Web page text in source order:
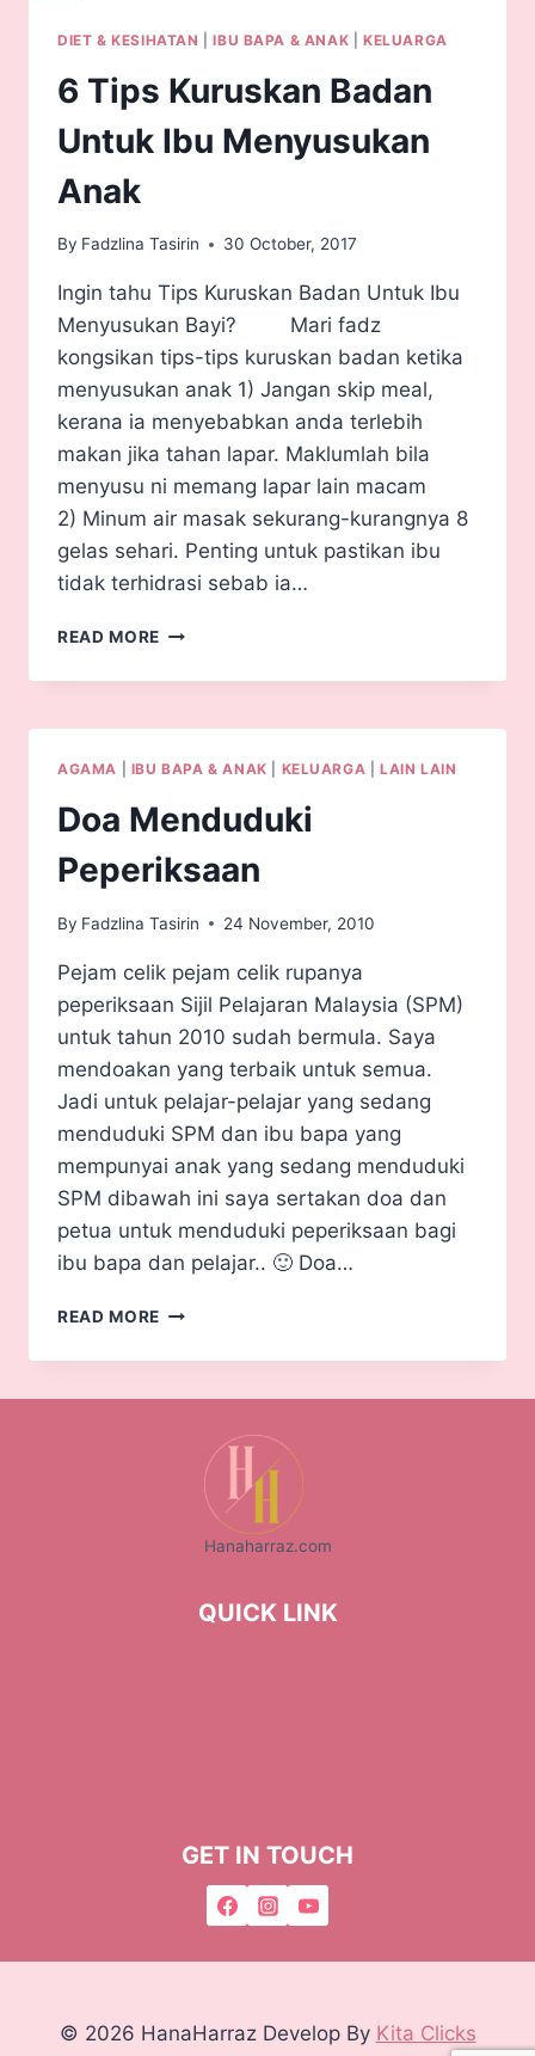
DIET & KESIHATAN |IBU BAPA & ANAK |KELUARGA
6 Tips Kuruskan Badan
Untuk Ibu Menyusukan
Anak
By Fadzlina Tasirin 30 October, 2017
Ingin tahu Tips Kuruskan Badan Untuk Ibu
Menyusukan Bayi? Mari fadz
kongsikan tips-tips kuruskan badan ketika
menyusukan anak 1) Jangan skip meal,
kerana ia menyebabkan anda terlebih
makan jika tahan lapar. Maklumlah bila
menyusu ni memang lapar lain macam
2) Minum air masak sekurang-kurangnya 8
gelas sehari. Penting untuk pastikan ibu
tidak terhidrasi sebab ia…
READ MORE
AGAMA IBU BAPA & ANAK KELUARGA |LAIN LAIN
Doa Menduduki
Peperiksaan
By Fadzlina Tasirin 24 November, 2010
Pejam celik pejam celik rupanya
peperiksaan Sijil Pelajaran Malaysia (SPM)
untuk tahun 2010 sudah bermula. Saya
mendoakan yang terbaik untuk semua.
Jadi untuk pelajar-pelajar yang sedang
menduduki SPM dan ibu bapa yang
mempunyai anak yang sedang menduduki
SPM dibawah ini saya sertakan doa dan
petua untuk menduduki peperiksaan bagi
ibu bapa dan pelajar.. 🙂 Doa…
READ MORE
Hanaharraz.com
QUICK LINK
GET IN TOUCH
© 2026 HanaHarraz Develop By Kita Clicks